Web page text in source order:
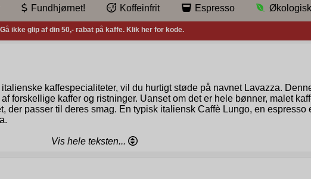
Fundhjørnet! Koffeinfrit Espresso Økologisk
Gå ikke glip af din 50,- rabat på kaffe. Klik her for kode.
kaffespecialiteter, vil du hurtigt støde på navnet Lavazza.
forskellige kaffer og ristninger. Uanset om det er hele bønner, malet
der passer til deres smag. En typisk italiensk Caffè Lungo, en
blev grundlagt i 1895. Oprindeligt planlagt som en lokal butik i
Kvaliteten af produkterne holdes på samme høje niveau, som den
Vis hele teksten...